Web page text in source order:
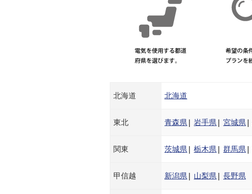
北海道 北海道
東北 青森県| 岩手県| 宮城県|
関東 茨城県| 栃木県| 群馬県|
甲信越 新潟県| 山梨県| 長野県